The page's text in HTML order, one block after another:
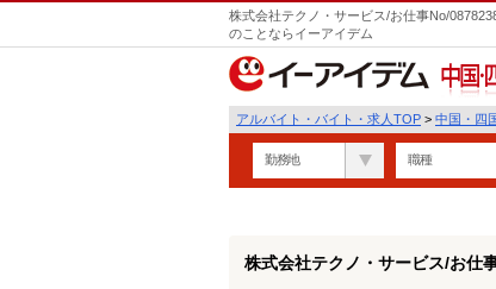
株式会社テクノ・サービス/お仕事No/
のことならイーアイデム
中国・
アルバイト・バイト・求人TOP > 中国・四
勤務地 職種
株式会社テクノ・サービス/お仕